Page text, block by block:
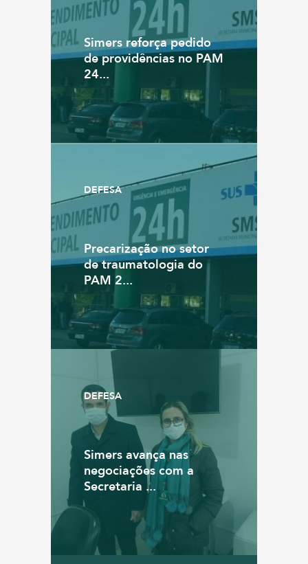
Simers reforça pedido
de providências no PAM
24...
DEFESA
Precarização no setor
de traumatologia do
PAM 2...
DEFESA
Simers avança nas
negociações com a
Secretaria ...